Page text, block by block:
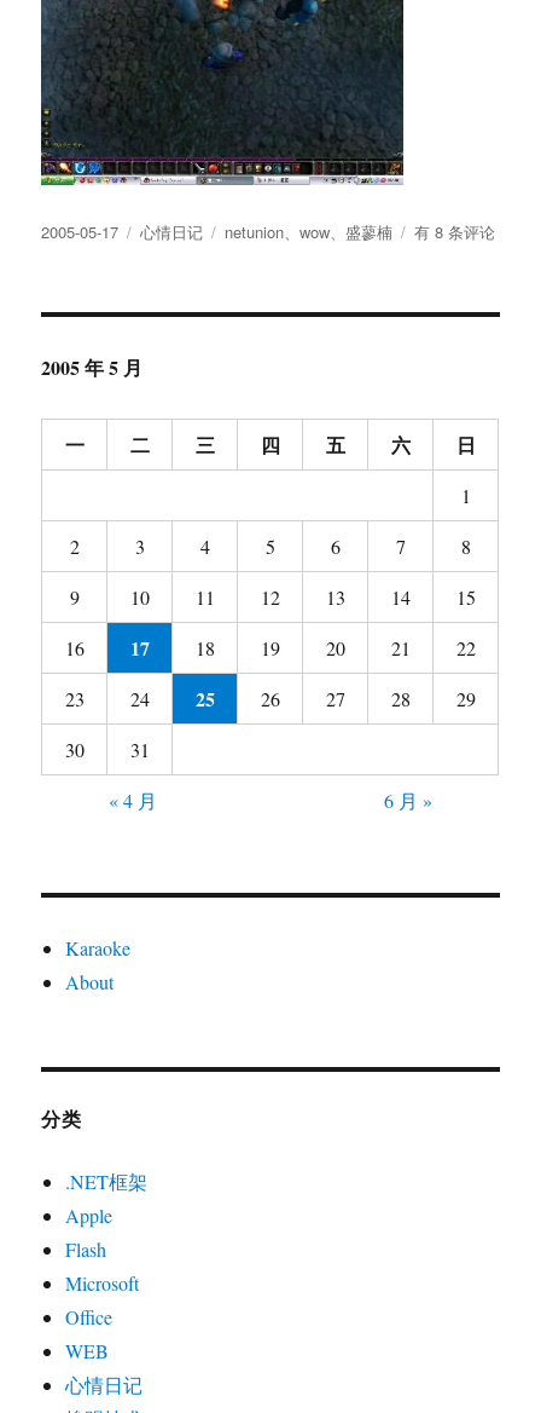
发
2005-05-17
分
心情日记
标
netunion、wow、盛蓼楠
附
兽
有 8 条评论
2005 年 5 月
一 二 三 四 五 六 日
1
2
3 4 5 6 7
8
9
10 11 12 13 14
15
16
17 18 19 20 21
22
23
24 25 26 27 28
29
30
31
« 4 月
6 月 »
Karaoke
About
分类
.NET框架
Apple
Flash
Microsoft
Office
WEB
心情日记